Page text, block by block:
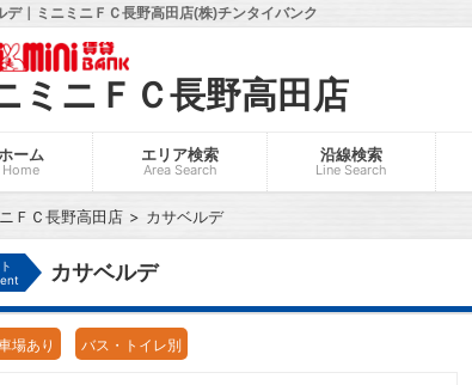
デ｜ミニミニＦＣ長野高田店(株)チンタイバンク
ミニＦＣ長野高田店
ーム
Home
エリア検索
Area Search
沿線検索
Line Search
ＦＣ長野高田店 カサベルデ
カサベルデ
場あり バス・トイレ別